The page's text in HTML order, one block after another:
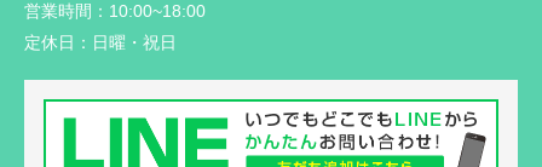
営業時間： 10:00~18:00
定休日： 日曜・祝日